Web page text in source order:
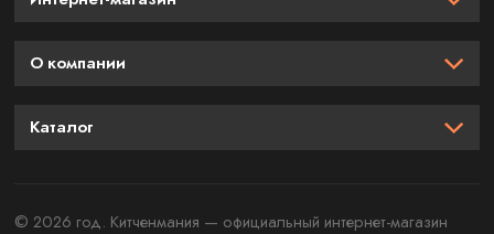
О компании
Каталог
© 2026 год. Китченмания — официальный интернет-магазин